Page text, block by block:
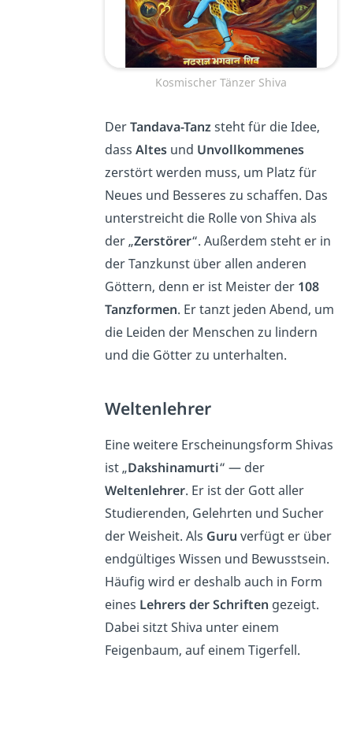
Kosmischer Tänzer Shiva
DerTandava-Tanzsteht für die Idee,
dass Altesund Unvollkommenes
zerstört werden muss, um Platz für
Neues und Besseres zu schaffen. Das
unterstreicht die Rolle von Shiva als
der „Zerstörer“. Außerdem steht er in
der Tanzkunst über allen anderen
Göttern, denn er ist Meister der 108
Tanzformen. Er tanzt jeden Abend, um
die Leiden der Menschen zu lindern
und die Götter zu unterhalten.
Weltenlehrer
Eine weitere Erscheinungsform Shivas
ist „Dakshinamurti“ — der
Weltenlehrer. Er ist der Gott aller
Studierenden, Gelehrten und Sucher
der Weisheit. Als Guru verfügt er über
endgültiges Wissen und Bewusstsein.
Häufig wird er deshalb auch in Form
eines Lehrers der Schriften gezeigt.
Dabei sitzt Shiva unter einem
Feigenbaum, auf einem Tigerfell.